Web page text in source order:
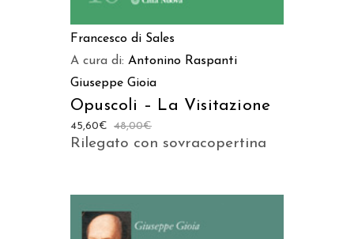
Francesco di Sales
A cura di: Antonino Raspanti
Giuseppe Gioia
Opuscoli – La Visitazione
48,00€
45,60€
Rilegato con sovracopertina